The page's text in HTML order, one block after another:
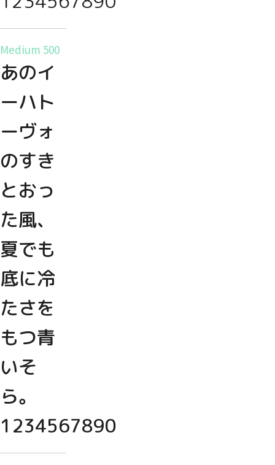
Medium 500
あのイ
ーハト
ーヴォ
のすき
とおっ
た風、
夏でも
底に冷
たさを
もつ青
いそ
ら。
1234567890